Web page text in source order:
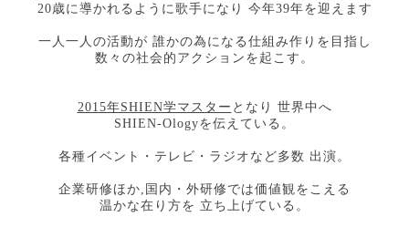
20歳に導かれるように歌手になり 今年39年を迎えます
一人一人の活動が 誰かの為になる仕組み作りを目指し
数々の社会的アクションを起こす。
2015年SHIEN学マスター となり 世界中へ
SHIEN-Ologyを伝えている。
各種イベント・テレビ・ラジオなど多数 出演。
企業研修ほか,国内・外研修では価値観をこえる
温かな在り方を 立ち上げている。